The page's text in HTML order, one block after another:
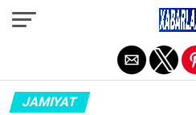
JAMIYAT
Exit mobile